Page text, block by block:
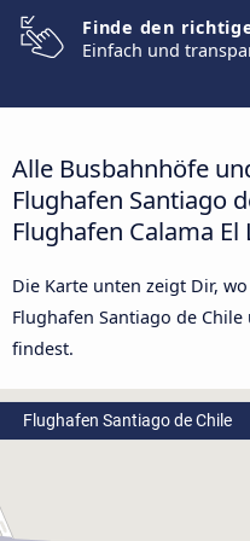
Finde den
Einfach und
Alle Busbahnhöfe
Flughafen Santiago
Flughafen Calama El
Die Karte unten zeigt Dir,
Flughafen Santiago de
findest.
Flughafen Santiago de Chile